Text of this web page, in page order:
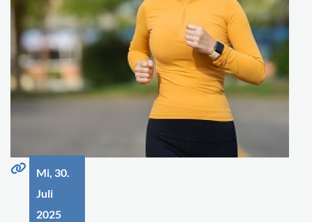
Mi, 30.
Juli
2025